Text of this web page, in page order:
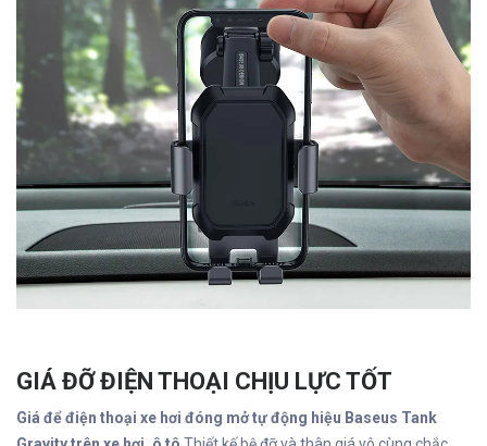
GIÁ ĐỠ ĐIỆN THOẠI CHỊU LỰC TỐT
Giá để điện thoại xe hơi đóng mở tự động hiệu Baseus Tank